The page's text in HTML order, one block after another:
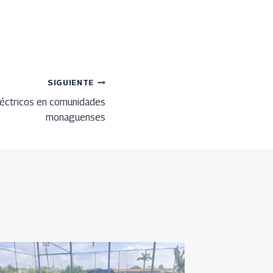
SIGUIENTE
en comunidades
monaguenses